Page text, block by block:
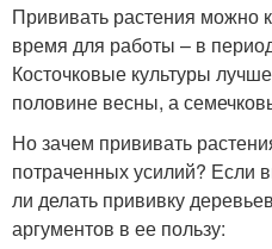
Прививать растения можно
время для работы – в
Косточковые культуры
половине весны, а
Но зачем прививать
потраченных усилий? Если
ли делать прививку
аргументов в ее пользу: